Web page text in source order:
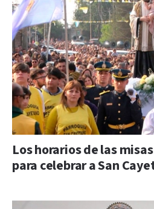
Los horarios de las
para celebrar a San